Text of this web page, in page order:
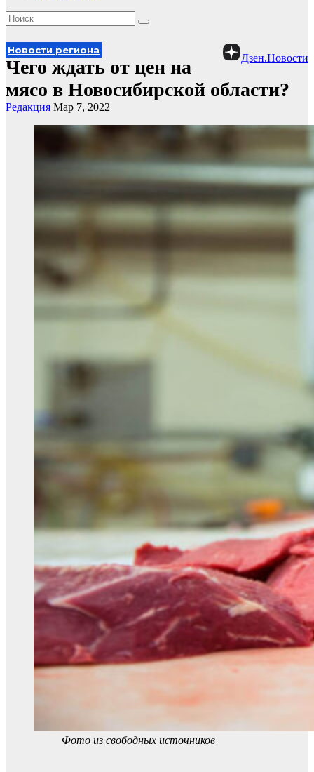
Дзен.Новости
Новости региона
Чего ждать от цен на
мясо в Новосибирской области?
Редакция Мар 7, 2022
Фото из свободных источников